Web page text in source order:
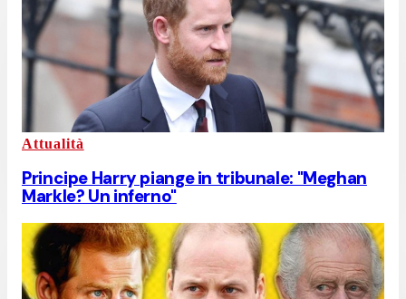
Attualità
Principe Harry piange in tribunale: "Meghan
Markle? Un inferno"